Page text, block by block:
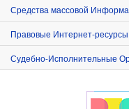
Средства массовой
Правовые Интернет-ресурсы
Судебно-Исполнительные